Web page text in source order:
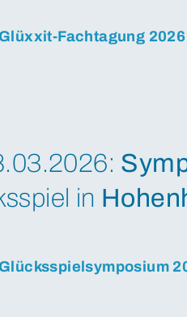
Glüxxit-Fachtagung 2026
in
Glücksspielsymposium